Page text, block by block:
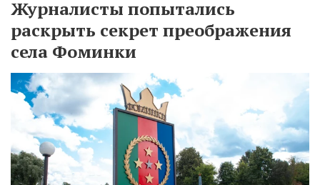
Журналисты попытались
раскрыть секрет преображения
села Фоминки